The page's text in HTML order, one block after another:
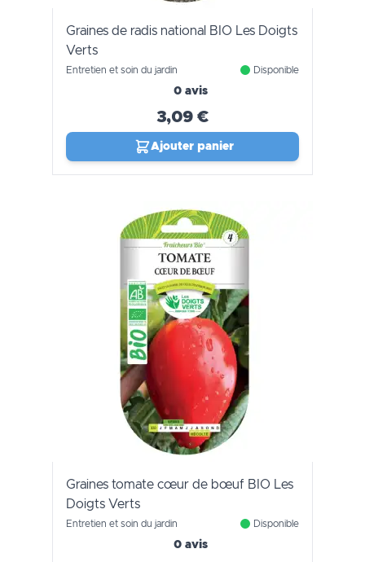
Graines de radis national BIO Les Doigts
Verts
Entretien et soin du jardin Disponible
0 avis
3,09 €
Ajouter panier
Graines tomate cœur de bœuf BIO Les
Doigts Verts
Entretien et soin du jardin Disponible
0 avis